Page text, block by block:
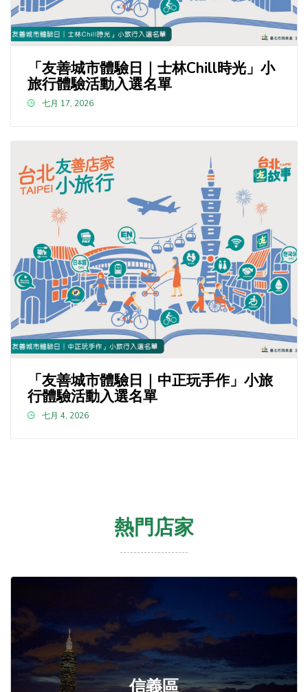
「友善城市體驗日｜士林Chill時光」小
旅行體驗活動入選名單
七月 17, 2026
「友善城市體驗日｜中正玩手作」小旅
行體驗活動入選名單
七月 4, 2026
熱門店家
信義區